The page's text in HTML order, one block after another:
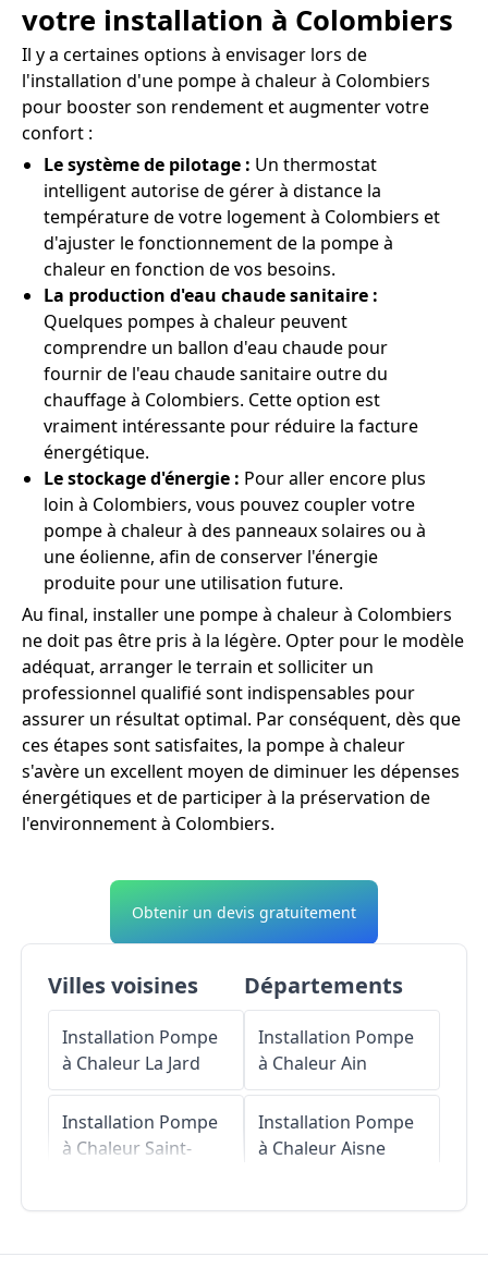
votre installation à Colombiers
Il y a certaines options à envisager lors de
l'installation d'une pompe à chaleur à Colombiers
pour booster son rendement et augmenter votre
confort :
Le système de pilotage : Un thermostat
intelligent autorise de gérer à distance la
température de votre logement à Colombiers et
d'ajuster le fonctionnement de la pompe à
chaleur en fonction de vos besoins.
La production d'eau chaude sanitaire :
Quelques pompes à chaleur peuvent
comprendre un ballon d'eau chaude pour
fournir de l'eau chaude sanitaire outre du
chauffage à Colombiers. Cette option est
vraiment intéressante pour réduire la facture
énergétique.
Le stockage d'énergie : Pour aller encore plus
loin à Colombiers, vous pouvez coupler votre
pompe à chaleur à des panneaux solaires ou à
une éolienne, afin de conserver l'énergie
produite pour une utilisation future.
Au final, installer une pompe à chaleur à Colombiers
ne doit pas être pris à la légère. Opter pour le modèle
adéquat, arranger le terrain et solliciter un
professionnel qualifié sont indispensables pour
assurer un résultat optimal. Par conséquent, dès que
ces étapes sont satisfaites, la pompe à chaleur
s'avère un excellent moyen de diminuer les dépenses
énergétiques et de participer à la préservation de
l'environnement à Colombiers.
Obtenir un devis gratuitement
Villes voisines
Installation Pompe
à Chaleur La Jard
Installation Pompe
à Chaleur Saint-
à ChaleurBerneuil
Départements
Installation Pompe
à ChaleurAin
Installation Pompe
à ChaleurAisne
Installation Pompe